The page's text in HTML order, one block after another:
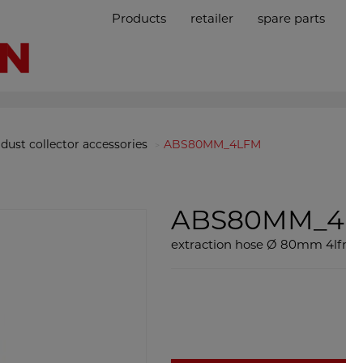
Products retailer spare parts
dust collector accessories ABS80MM_4LFM
extraction hose Ø 80mm